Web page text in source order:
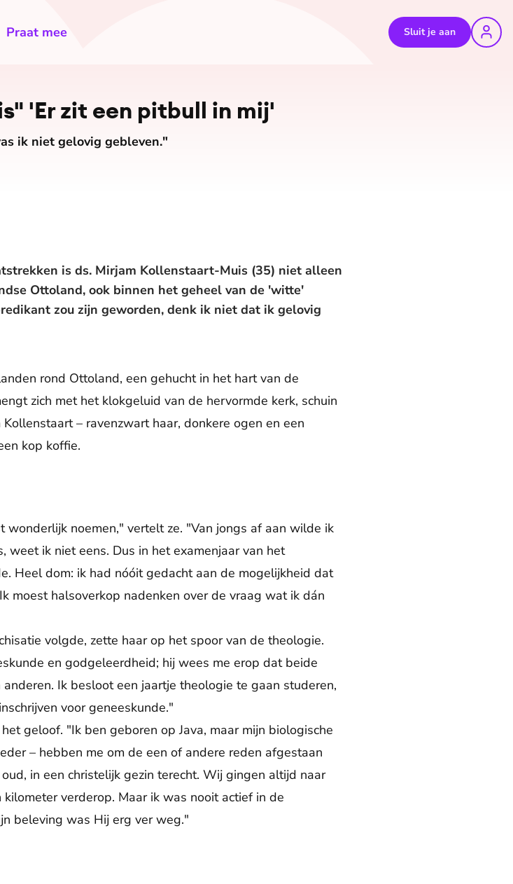
Praat mee Sluit je aan
'Er zit een pitbull in mij'
ik niet gelovig gebleven."
is ds. Mirjam Kollenstaart-Muis (35) niet alleen
Ottoland, ook binnen het geheel van de 'witte'
zou zijn geworden, denk ik niet dat ik gelovig
rond Ottoland, een gehucht in het hart van de
zich met het klokgeluid van de hervormde kerk, schuin
– ravenzwart haar, donkere ogen en een
kop koffie.
noemen," vertelt ze. "Van jongs af aan wilde ik
weet ik niet eens. Dus in het examenjaar van het
Heel dom: ik had nóóit gedacht aan de mogelijkheid dat
moest halsoverkop nadenken over de vraag wat ik dán
volgde, zette haar op het spoor van de theologie.
en godgeleerdheid; hij wees me erop dat beide
Ik besloot een jaartje theologie te gaan studeren,
voor geneeskunde."
geloof. "Ik ben geboren op Java, maar mijn biologische
– hebben me om de een of andere reden afgestaan
in een christelijk gezin terecht. Wij gingen altijd naar
verderop. Maar ik was nooit actief in de
beleving was Hij erg ver weg."